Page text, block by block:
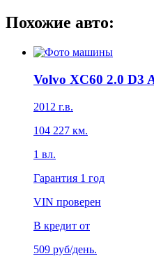
Похожие авто:
Volvo XC60 2.0 D3
2012 г.в.
104 227 км.
1 вл.
Гарантия 1 год
VIN проверен
В кредит от
509 руб/день.